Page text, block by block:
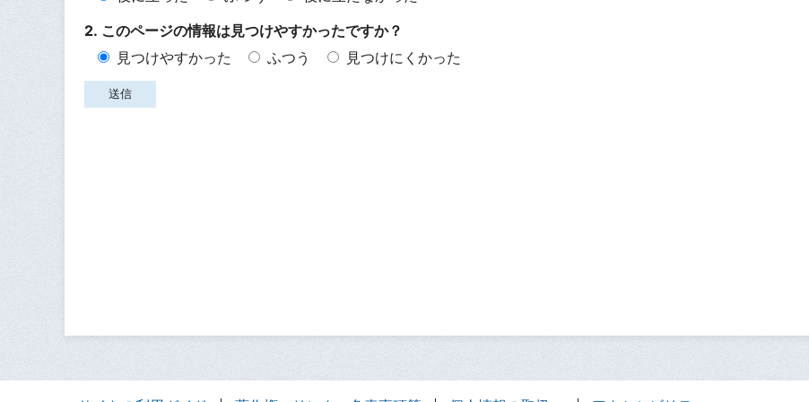
2. このページの情報は見つけやすかったですか？
見つけやすかった
ふつう 見つけにくかった